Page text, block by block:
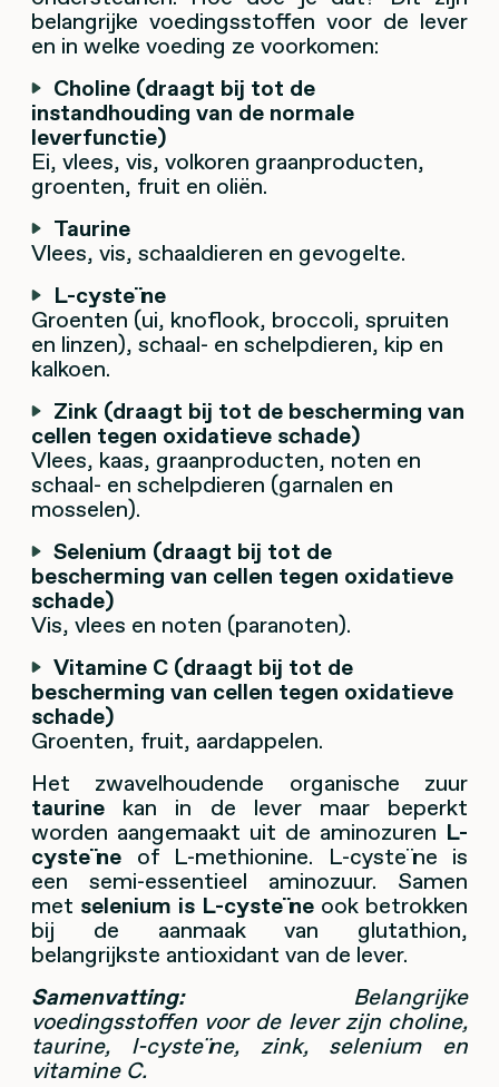
belangrijke voedingsstoffen voor de lever
en in welke voeding ze voorkomen:
Choline (draagt bij tot de
instandhouding van de normale
leverfunctie)
Ei, vlees, vis, volkoren graanproducten,
groenten, fruit en oliën.
Taurine
Vlees, vis, schaaldieren en gevogelte.
L-cysteïne
Groenten (ui, knoflook, broccoli, spruiten
en linzen), schaal- en schelpdieren, kip en
kalkoen.
Zink (draagt bij tot de bescherming van
cellen tegen oxidatieve schade)
Vlees, kaas, graanproducten, noten en
schaal- en schelpdieren (garnalen en
mosselen).
Selenium (draagt bij tot de
bescherming van cellen tegen oxidatieve
schade)
Vis, vlees en noten (paranoten).
Vitamine C (draagt bij tot de
bescherming van cellen tegen oxidatieve
schade)
Groenten, fruit, aardappelen.
Het zwavelhoudende organische zuur
taurine kan in de lever maar beperkt
worden aangemaakt uit de aminozuren L-
cysteïne of L-methionine. L-cysteïne is
een semi-essentieel aminozuur. Samen
met selenium is L-cysteïne ook betrokken
bij de aanmaak van glutathion,
belangrijkste antioxidant van de lever.
Samenvatting: Belangrijke
voedingsstoffen voor de lever zijn choline,
taurine, l-cysteïne, zink, selenium en
vitamine C.